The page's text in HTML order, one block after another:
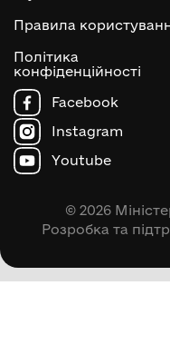
Правила
Політика
конфіденційності
Facebook
Instagram
Youtube
© 2026
Розробка та